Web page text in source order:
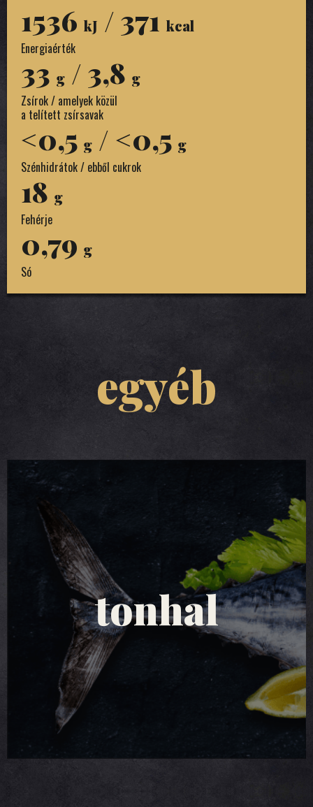
1536 kJ / 371 kcal
Energiaérték
33 g / 3,8 g
Zsírok / amelyek közül
a telített zsírsavak
<0,5 g / <0,5 g
Szénhidrátok / ebből cukrok
18 g
Fehérje
0,79 g
Só
egyéb
tonhal saláták